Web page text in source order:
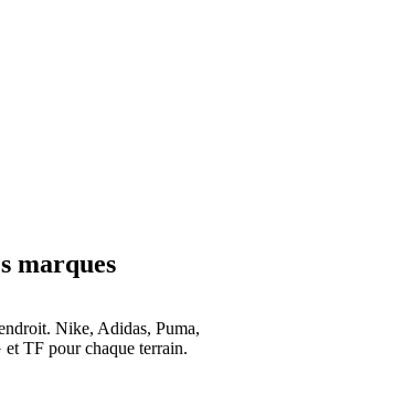
marques
Nike, Adidas, Puma,
TF pour chaque terrain.